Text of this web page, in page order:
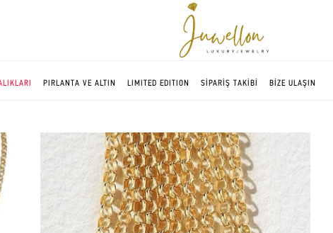
PIRLANTA VE ALTIN LIMITED EDITION SİPARİŞ TAKİBİ BİZE ULAŞIN